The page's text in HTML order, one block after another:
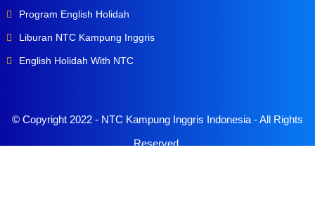
Program English Holidah
Liburan NTC Kampung Inggris
English Holidah With NTC
© Copyright 2022 - NTC Kampung Inggris Indonesia - All Rights
Reserved.